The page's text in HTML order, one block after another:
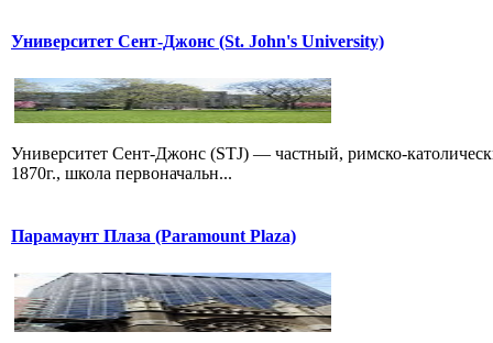
Университет Сент-Джонс (St. John's University)
Университет Сент-Джонс (STJ) — частный, римско-
1870г., школа первоначальн...
Парамаунт Плаза (Paramount Plaza)